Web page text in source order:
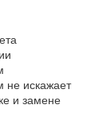
искажает
и замене